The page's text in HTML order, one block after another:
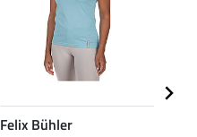
Felix Bühler